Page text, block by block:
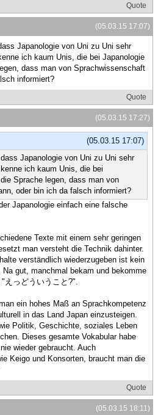
Quote
(05.03.15 17:07)
Japanologie von Uni zu Uni sehr
ich kaum Unis, die bei Japanologie
dass man von Sprachwissenschaft
informiert?
Quote
(05.03.15 17:27)
(05.03.15 17:07)
Japanologie von Uni zu Uni sehr
ich kaum Unis, die bei
Sprache legen, dass man von
oder bin ich da falsch informiert?
Japanologie einfach eine falsche
Texte mit einem sehr geringen
man versteht die Technik dahinter.
verständlich wiederzugeben ist kein
Na gut, manchmal bekam und bekomme
えっどういうこと?".
ein hohes Maß an Sprachkompetenz
in das Land Japan einzusteigen.
Politik, Geschichte, soziales Leben
Dieses gesamte Vokabular habe
wieder gebraucht. Auch
Keigo und Konsorten, braucht man die
Quote
(05.03.15 18:11)